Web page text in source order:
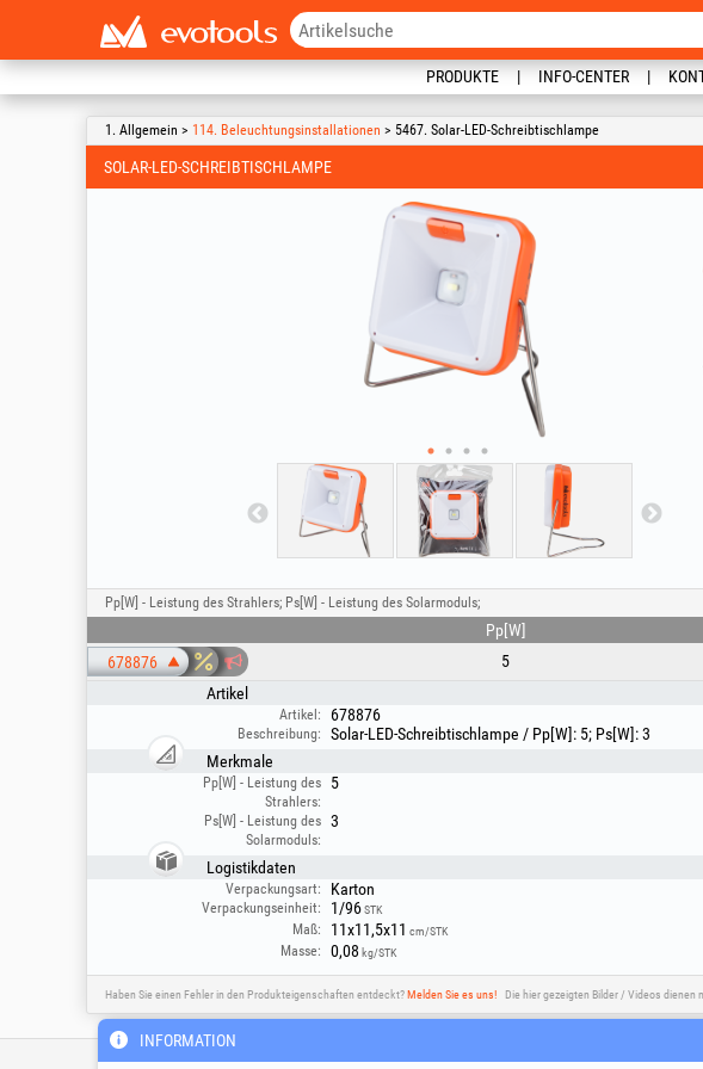
PRODUKTE INFO-CENTER
1. Allgemein > 114. Beleuchtungsinstallationen > 5467. Solar-LED-Schreibtischlampe
SOLAR-LED-SCHREIBTISCHLAMPE
Pp[W] - Leistung des Strahlers; Ps[W] - Leistung des Solarmoduls;
Pp[W]
678876
5
Artikel
Artikel: 678876
Beschreibung:
Solar-LED-Schreibtischlampe / Pp[W]: 5; Ps[W]: 3
Merkmale
Pp[W] - Leistung des
Strahlers:
5
Ps[W] - Leistung des
Solarmoduls:
3
Logistikdaten
Verpackungsart: Karton
Verpackungseinheit: 1/96STK
Maß: 11x11,5x11 cm/STK
Masse: 0,08 kg/STK
Haben Sie einen Fehler in den Produkteigenschaften entdeckt?Melden Sie es uns! Die hier gezeigten Bilder / Videos
Technische Hotline & Service Social Media
INFORMATION